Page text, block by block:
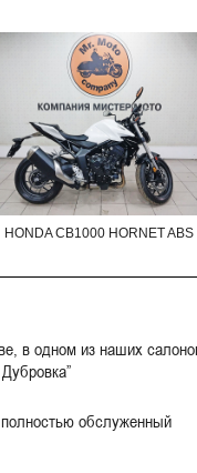
HONDA CB1000 HORNET ABS
в одном из наших
обслуженный